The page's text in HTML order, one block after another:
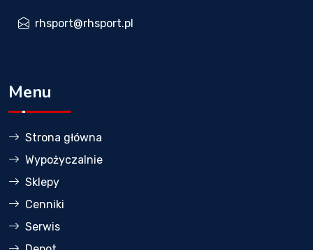
rhsport@rhsport.pl
Menu
Strona główna
Wypożyczalnie
Sklepy
Cenniki
Serwis